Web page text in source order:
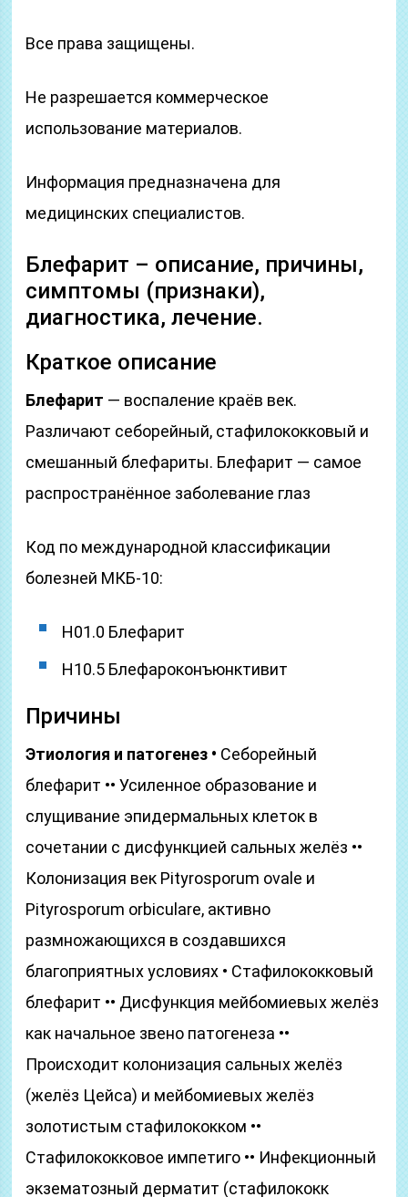
Все права защищены.
Не разрешается коммерческое
использование материалов.
Информация предназначена для
медицинских специалистов.
Блефарит – описание, причины,
симптомы (признаки),
диагностика, лечение.
Краткое описание
Блефарит — воспаление краёв век.
Различают себорейный, стафилококковый и
смешанный блефариты. Блефарит — самое
распространённое заболевание глаз
Код по международной классификации
болезней МКБ-10:
H01.0 Блефарит
H10.5 Блефароконъюнктивит
Причины
Этиология и патогенез • Себорейный
блефарит •• Усиленное образование и
слущивание эпидермальных клеток в
сочетании с дисфункцией сальных желёз ••
Колонизация век Pityrosporum ovale и
Pityrosporum orbiculare, активно
размножающихся в создавшихся
благоприятных условиях • Стафилококковый
блефарит •• Дисфункция мейбомиевых желёз
как начальное звено патогенеза ••
Происходит колонизация сальных желёз
(желёз Цейса) и мейбомиевых желёз
золотистым стафилококком ••
Стафилококковое импетиго •• Инфекционный
экзематозный дерматит (стафилококк